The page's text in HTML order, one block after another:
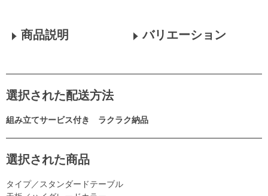
商品説明 バリエーション
選択された配送方法
組み立てサービス付き ラクラク納品
選択された商品
タイプ／スタンダードテーブル